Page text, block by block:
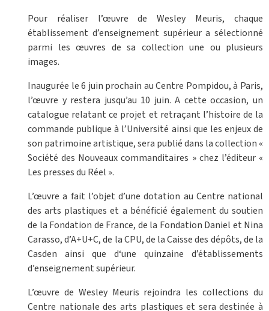
Pour réaliser l’œuvre de Wesley Meuris, chaque
établissement d’enseignement supérieur a sélectionné
parmi les œuvres de sa collection une ou plusieurs
images.
Inaugurée le 6 juin prochain au Centre Pompidou, à Paris,
l’œuvre y restera jusqu’au 10 juin. A cette occasion, un
catalogue relatant ce projet et retraçant l’histoire de la
commande publique à l’Université ainsi que les enjeux de
son patrimoine artistique, sera publié dans la collection «
Société des Nouveaux commanditaires » chez l’éditeur «
Les presses du Réel ».
L’œuvre a fait l’objet d’une dotation au Centre national
des arts plastiques et a bénéficié également du soutien
de la Fondation de France, de la Fondation Daniel et Nina
Carasso, d’A+U+C, de la CPU, de la Caisse des dépôts, de la
Casden ainsi que d‘une quinzaine d’établissements
d’enseignement supérieur.
L’œuvre de Wesley Meuris rejoindra les collections du
Centre nationale des arts plastiques et sera destinée à